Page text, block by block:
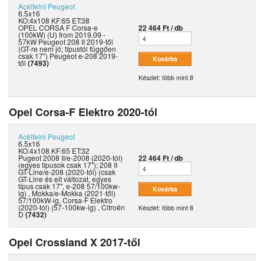
Acélfelni Peugeot
6.5x16
KO:4x108 KF:65 ET:38
OPEL CORSA F Corsa-e
(100kW) (U) from 2019.09 -
57kW Peugeot 208 II 2019-től
(GT-re nem jó; típustól függően
csak 17") Peugeot e-208 2019-
től (7493)
22 464 Ft / db
Készlet: több mint 8
Opel Corsa-F Elektro 2020-tól
Acélfelni Peugeot
6.5x16
KO:4x108 KF:65 ET:32
Pugeot 2008 II/e-2008 (2020-tól)
(egyes típusok csak 17"); 208 II
GT-Line/e-208 (2020-tól) (csak
GT-Line és elt változat, egyes
típus csak 17", e-208 57/100kw-
ig) , Mokka/e-Mokka (2021-től)
57/100kW-ig, Corsa-F Elektro
(2020-tól) (57-100kw-ig) , Citroën
D (7432)
22 464 Ft / db
Készlet: több mint 8
Opel Crossland X 2017-től